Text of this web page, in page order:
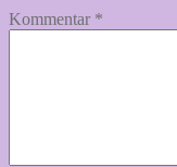
Kommentar *